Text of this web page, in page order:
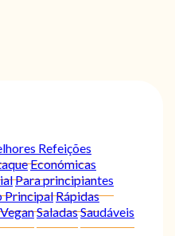
Refeições
Económicas
Para principiantes
PrincipalRápidas
SaladasSaudáveis